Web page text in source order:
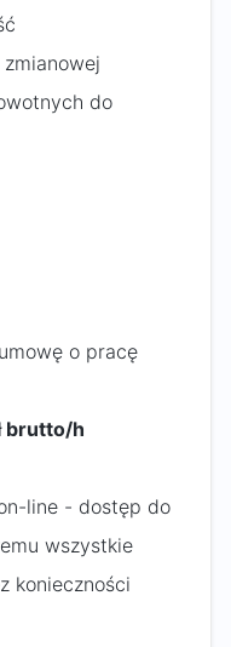
do
o pracę
brutto/h
line - dostęp do
wszystkie
konieczności